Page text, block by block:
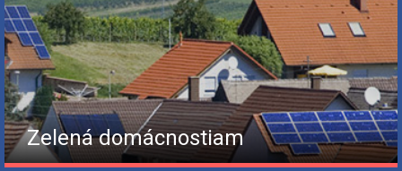
Zelená domácnostiam